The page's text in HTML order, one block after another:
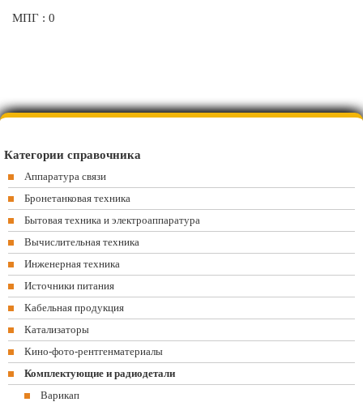
МПГ : 0
Категории справочника
Аппаратура связи
Бронетанковая техника
Бытовая техника и электроаппаратура
Вычислительная техника
Инженерная техника
Источники питания
Кабельная продукция
Катализаторы
Кино-фото-рентгенматериалы
Комплектующие и радиодетали
Варикап